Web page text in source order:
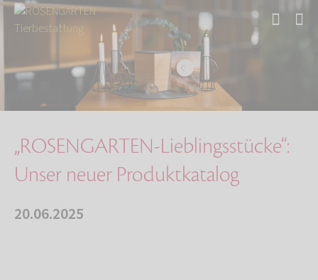
Aktuelles
„ROSENGARTEN-Lieblingsstücke“: Unser neuer Pr…
„ROSENGARTEN-Lieblingsstücke“:
Unser neuer Produktkatalog
20.06.2025